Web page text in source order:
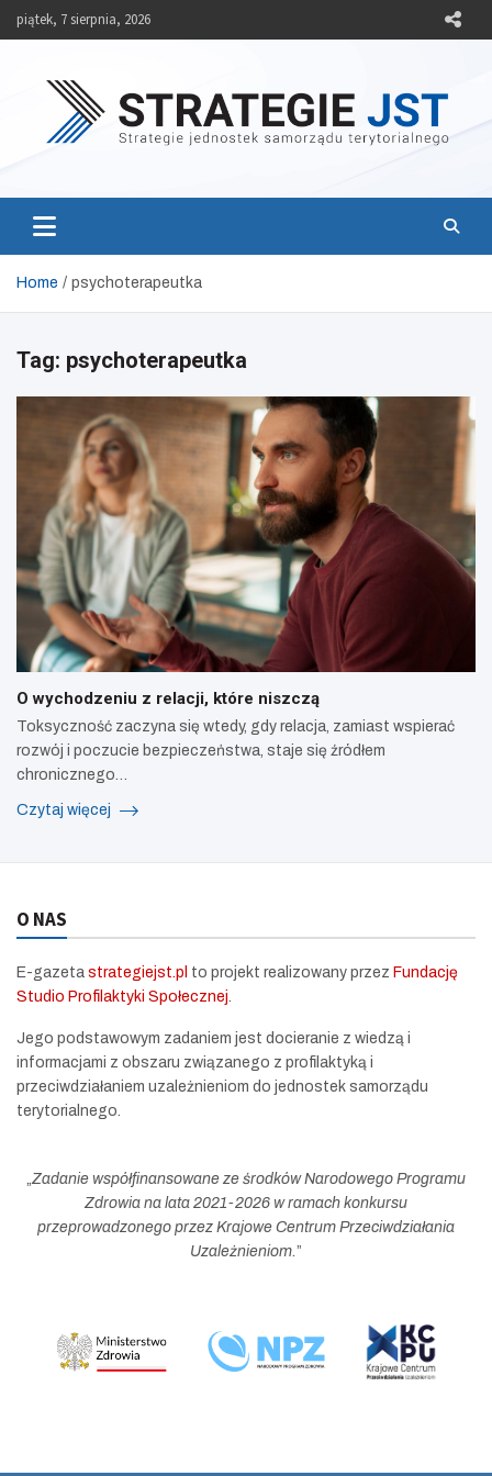
Skippiątek, 7 sierpnia, 2026
Strategie JST
Home psychoterapeutka
Tag: psychoterapeutka
O wychodzeniu z relacji, które niszczą
Toksyczność zaczyna się wtedy, gdy relacja, zamiast wspierać
rozwój i poczucie bezpieczeństwa, staje się źródłem
chronicznego…
Czytaj więcej
O NAS
E-gazeta strategiejst.pl to projekt realizowany przez Fundację
Studio Profilaktyki Społecznej
Jego podstawowym zadaniem jest docieranie z wiedzą i
informacjami z obszaru związanego z profilaktyką i
przeciwdziałaniem uzależnieniom do jednostek samorządu
terytorialnego.
Zadanie współfinansowane ze środków Narodowego Programu
Zdrowia na lata 2021-2026 w ramach konkursu
przeprowadzonego przez Krajowe Centrum Przeciwdziałania
Uzależnieniom. ”